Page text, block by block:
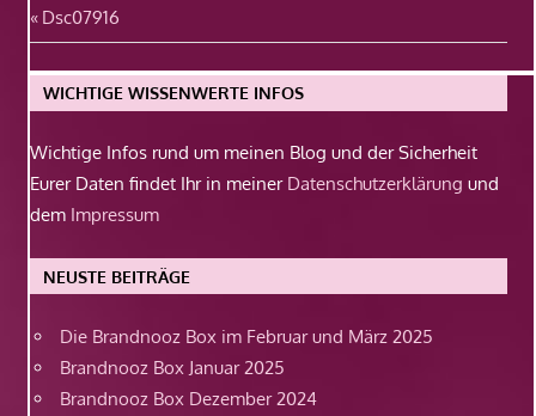
Beitragsnavigation
Vorheriger
Beitrag:
Dsc07916
WICHTIGE WISSENWERTE INFOS
Wichtige Infos rund um meinen Blog und der Sicherheit
Eurer Daten findet Ihr in meiner Datenschutzerklärung und
dem Impressum
NEUSTE BEITRÄGE
Die Brandnooz Box im Februar und März 2025
Brandnooz Box Januar 2025
Brandnooz Box Dezember 2024